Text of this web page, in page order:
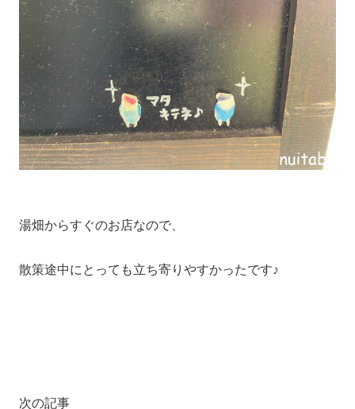
湯畑からすぐのお店なので、
散策途中にとっても立ち寄りやすかったです♪
次の記事